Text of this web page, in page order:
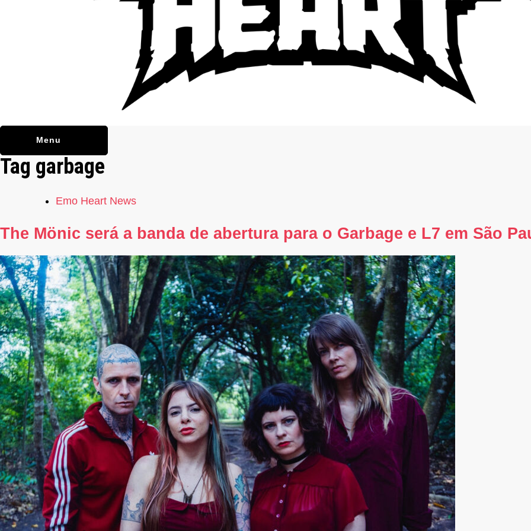
Menu
Tag garbage
Emo Heart News
The Mönic será a banda de abertura para o Garbage e L7 em São